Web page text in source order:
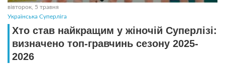
вівторок, 5 травня
Українська Суперліга
Хто став найкращим у жіночій Суперлізі:
визначено топ-гравчинь сезону 2025-
2026